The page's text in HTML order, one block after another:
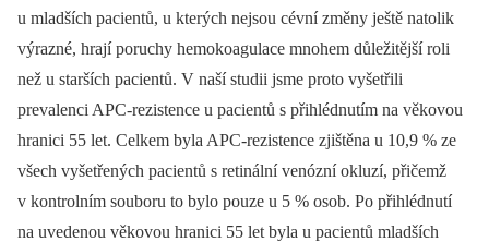
u mladších pacientů, u kterých nejsou cévní změny ještě natolik
výrazné, hrají poruchy hemokoagulace mnohem důležitější roli
než u starších pacientů. V naší studii jsme proto vyšetřili
prevalenci APC-rezistence u pacientů s přihlédnutím na věkovou
hranici 55 let. Celkem byla APC-rezistence zjištěna u 10,9 % ze
všech vyšetřených pacientů s retinální venózní okluzí, přičemž
v kontrolním souboru to bylo pouze u 5 % osob. Po přihlédnutí
na uvedenou věkovou hranici 55 let byla u pacientů mladších